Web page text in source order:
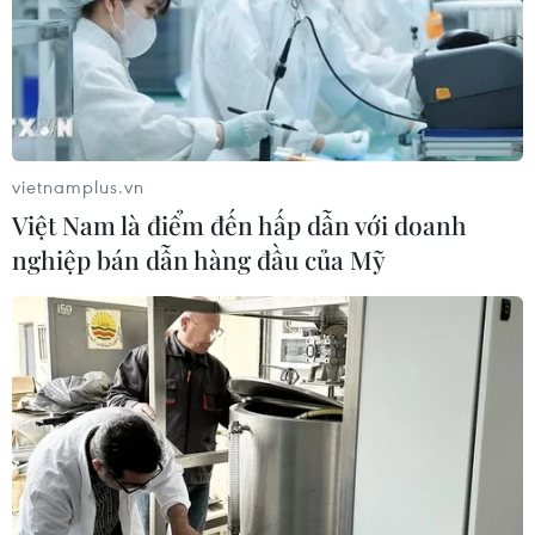
kỳ năm 2023.
Lần đầu tiên Việt Nam đứng thứ 5 xuất
khẩu thủy sản vào Singapore
vietnamplus.vn
Việt Nam là điểm đến hấp dẫn với doanh
nghiệp bán dẫn hàng đầu của Mỹ